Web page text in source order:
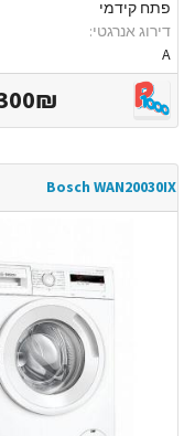
פתח קידמי
דירוג אנרגטי:
A
Bosch WAN20030IX